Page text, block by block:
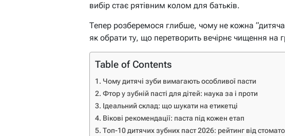
вибір стає рятівним колом для батьків.
Тепер розберемося глибше, чому не кожна
як обрати ту, що перетворить вечірнє чищення на
Table of Contents
Чому дитячі зуби вимагають особливої пасти
Фтор у зубній пасті для дітей: наука за і проти
Ідеальний склад: що шукати на етикетці
Вікові рекомендації: паста під кожен етап
Топ-10 дитячих зубних паст 2026: рейтинг від